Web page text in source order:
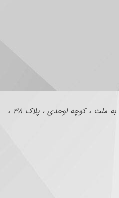
تهران ، خیابان امیرکبیر ، نرسیده به ملت ، کوچه اوحدی ، پلاک ۳۸ ،